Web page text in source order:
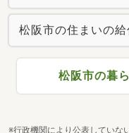
松阪市の住まいの給
松阪市の暮
※行政機関により公表していな